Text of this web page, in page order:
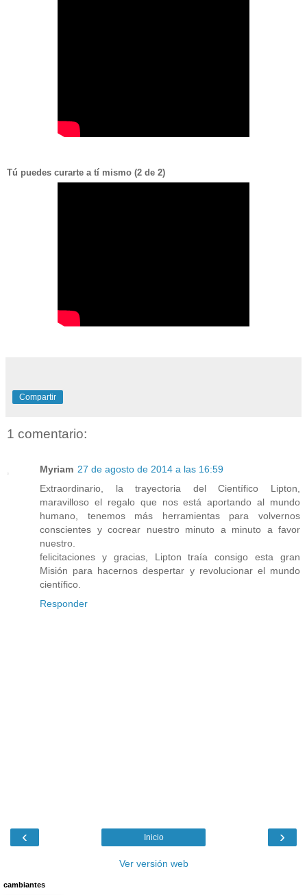
Tú puedes curarte a tí mismo (2 de 2)
Compartir
1 comentario:
Myriam 27 de agosto de 2014 a las 16:59
Extraordinario, la trayectoria del Científico Lipton,
maravilloso el regalo que nos está aportando al mundo
humano, tenemos más herramientas para volvernos
conscientes y cocrear nuestro minuto a minuto a favor
nuestro.
felicitaciones y gracias, Lipton traía consigo esta gran
Misión para hacernos despertar y revolucionar el mundo
científico.
Responder
‹ ›
Inicio
Ver versión web
cambiantes